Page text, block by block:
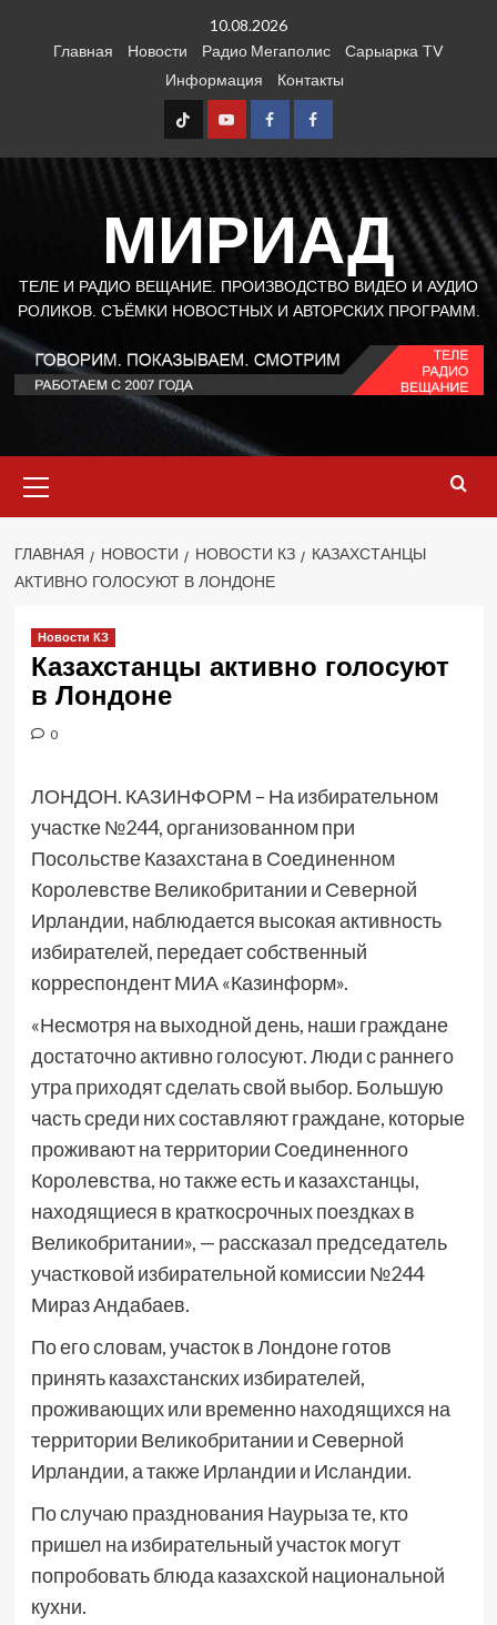
10.08.2026
Главная
Новости Радио Мегаполис
Сарыарка TV
Информация
Контакты
TT Youtube
FB1 FB2
МИРИАД
ТЕЛЕ И РАДИО ВЕЩАНИЕ. ПРОИЗВОДСТВО ВИДЕО И АУДИО
РОЛИКОВ. СЪЁМКИ НОВОСТНЫХ И АВТОРСКИХ ПРОГРАММ.
меню
ГЛАВНАЯ НОВОСТИ НОВОСТИ КЗ
КАЗАХСТАНЦЫ
АКТИВНО ГОЛОСУЮТ В ЛОНДОНЕ
Новости КЗ
Казахстанцы активно голосуют
в Лондоне
0
ЛОНДОН. КАЗИНФОРМ – На избирательном
участке №244, организованном при
Посольстве Казахстана в Соединенном
Королевстве Великобритании и Северной
Ирландии, наблюдается высокая активность
избирателей, передает собственный
корреспондент МИА «Казинформ».
«Несмотря на выходной день, наши граждане
достаточно активно голосуют. Люди с раннего
утра приходят сделать свой выбор. Большую
часть среди них составляют граждане, которые
проживают на территории Соединенного
Королевства, но также есть и казахстанцы,
находящиеся в краткосрочных поездках в
Великобритании», — рассказал председатель
участковой избирательной комиссии №244
Мираз Андабаев.
По его словам, участок в Лондоне готов
принять казахстанских избирателей,
проживающих или временно находящихся на
территории Великобритании и Северной
Ирландии, а также Ирландии и Исландии.
По случаю празднования Наурыза те, кто
пришел на избирательный участок могут
попробовать блюда казахской национальной
кухни.